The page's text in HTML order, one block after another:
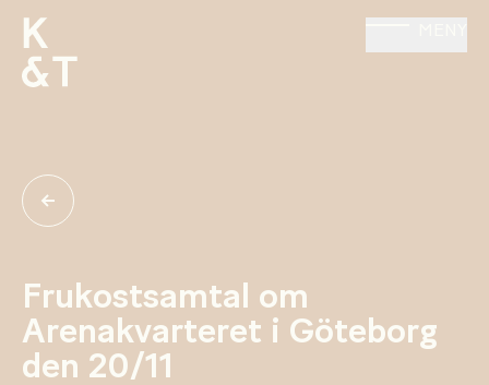
Frukostsamtal om
Arenakvarteret i Göteborg
den 20/11